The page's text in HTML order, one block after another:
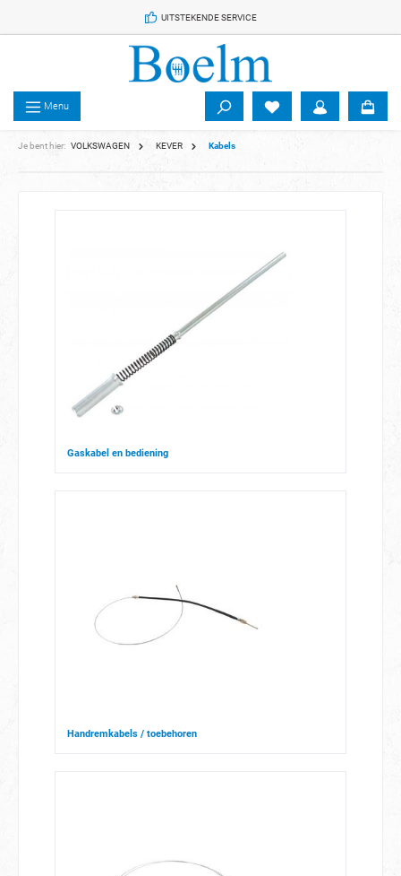
UITSTEKENDE SERVICE
Menu
Je bent hier: VOLKSWAGEN KEVER Kabels
Gaskabel en bediening
Handremkabels / toebehoren